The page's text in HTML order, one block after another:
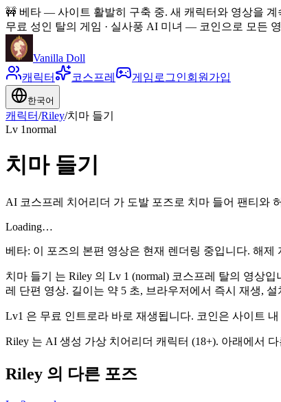
🚧 베타 — 사이트 활발히 구축 중. 새 캐릭터와 영상을
무료 성인 탈의 게임 · 실사풍 AI 미녀 — 코인으로 모든
Vanilla Doll
캐릭터
코스프레 게임 로그인회원가입
한국어
캐릭터/Riley/치마 들기
Lv 1normal
치마 들기
AI 코스프레 치어리더 가 도발 포즈로 치마 들어 팬티와
Loading…
베타: 이 포즈의 본편 영상은 현재 렌더링 중입니다. 해
치마 들기 는 Riley 의 Lv 1 (normal) 코스프레 탈의 영상
레 단편 영상. 길이는 약 5 초, 브라우저에서 즉시 재생, 설
Lv1 은 무료 인트로라 바로 재생됩니다. 코인은 사이트
Riley 는 AI 생성 가상 치어리더 캐릭터 (18+). 아래에서
Riley 의 다른 포즈